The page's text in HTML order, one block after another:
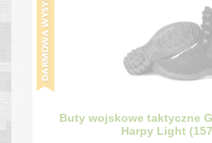
Buty wojskowe taktyczne
Harpy Light